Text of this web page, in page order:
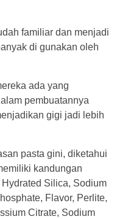
familiar dan menjadi
di gunakan oleh
ada yang
pembuatannya
gigi jadi lebih
pasta gini, diketahui
kandungan
Silica, Sodium
Flavor, Perlite,
Citrate, Sodium